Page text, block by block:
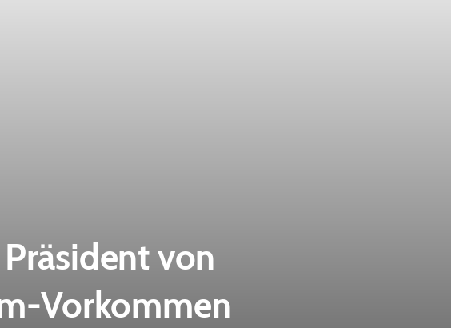
von
Vorkommen